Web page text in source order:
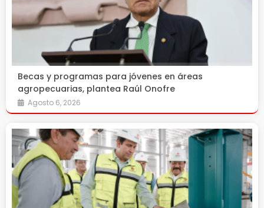
Becas y programas para jóvenes en áreas
agropecuarias, plantea Raúl Onofre
Agosto 6, 2026